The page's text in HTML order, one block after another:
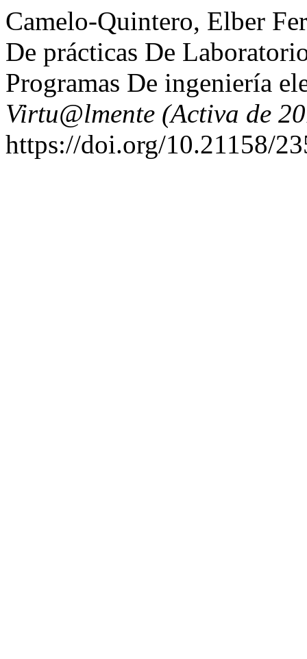
Camelo-Quintero, Elber
De prácticas De
Programas De ingeniería
Virtu@lmente (Activa de
https://doi.org/10.21158/